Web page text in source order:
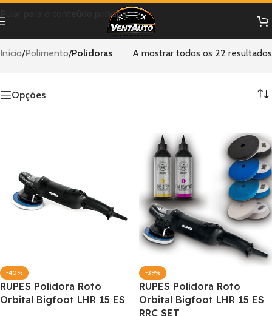
Pular para o conteúdo principal
Início/Polimento/Polidoras A mostrar todos os 22 resultados
Opções
-40%
RUPES Polidora Roto
Orbital Bigfoot LHR 15 ES
-39%
RUPES Polidora Roto
Orbital Bigfoot LHR 15 ES
RRC SET